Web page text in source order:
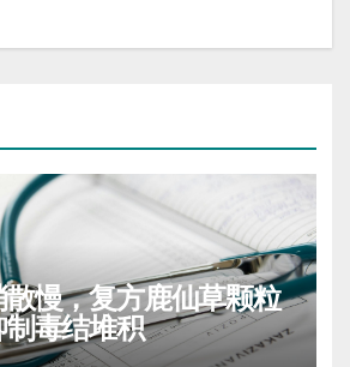
慢，复方鹿仙草颗粒
毒结堆积